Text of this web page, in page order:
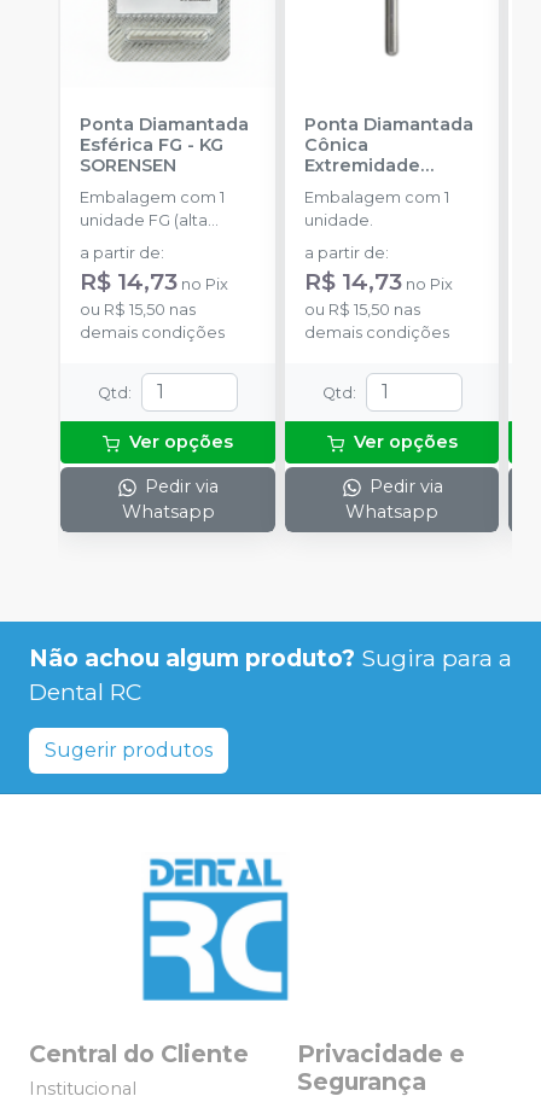
Ponta Diamantada
Esférica FG - KG
SORENSEN
Embalagem com 1
unidade FG (alta
rotação).
a partir de:
R$ 14,73 no Pix
ou R$ 15,50 nas
demais condições
Qtd :
Ver opções
Pedir via
Whatsapp
Ponta Diamantada
Cônica
Extremidade
Arredondada FG
KG SORENSEN
Embalagem com 1
unidade.
a partir de:
R$ 14,73 no Pix
ou R$ 15,50 nas
demais condições
Qtd :
Ver opções
Pedir via
Whatsapp
Não achou algum produto? Sugira para a
Dental RC
Sugerir produtos
Central do Cliente
Institucional
Privacidade e
Segurança